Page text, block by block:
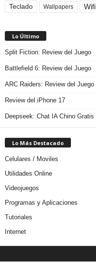
Teclado Wallpapers Wifi
Lo Último
Split Fiction: Review del Juego
Battlefield 6: Review del Juego
ARC Raiders: Review del Juego
Review del iPhone 17
Deepseek: Chat IA Chino Gratis
Lo Más Destacado
Celulares / Moviles
Utilidades Online
Videojuegos
Programas y Aplicaciones
Tutoriales
Internet